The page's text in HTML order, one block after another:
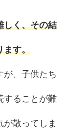
しく、その結
ます。
が、子供たち
することが難
が散ってしま